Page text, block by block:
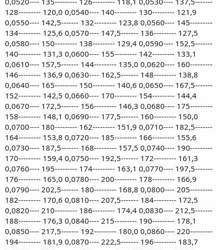
128--------- 120,0 0,0540---- 140--------- 130--------- 121,9
0,0550---- 142,5------- 132--------- 123,8 0,0560---- 145---------
134--------- 125,6 0,0570---- 147,5------- 136--------- 127,5
0,0580---- 150--------- 138--------- 129,4 0,0590---- 152,5-------
140--------- 131,3 0,0600---- 155--------- 142--------- 133,1
0,0610---- 157,5------- 144--------- 135,0 0,0620---- 160---------
146--------- 136,9 0,0630---- 162,5------- 148--------- 138,8
0,0640---- 165--------- 150--------- 140,6 0,0650---- 167,5-------
152--------- 142,5 0,0660---- 170--------- 154--------- 144,4
0,0670---- 172,5------- 156--------- 146,3 0,0680---- 175---------
158--------- 148,1 0,0690---- 177,5------- 160--------- 150,0
0,0700---- 180--------- 162--------- 151,9 0,0710---- 182,5-------
164--------- 153,8 0,0720---- 185--------- 166--------- 155,6
0,0730---- 187,5------- 168--------- 157,5 0,0740---- 190---------
170--------- 159,4 0,0750---- 192,5------- 172--------- 161,3
0,0760---- 195--------- 174--------- 163,1 0,0770---- 197,5-------
176--------- 165,0 0,0780---- 200--------- 178--------- 166,9
0,0790---- 202,5------- 180--------- 168,8 0,0800---- 205---------
182--------- 170,6 0,0810---- 207,5------- 184--------- 172,5
0,0820---- 210--------- 186--------- 174,4 0,0830---- 212,5-------
188--------- 176,3 0,0840---- 215--------- 190--------- 178,1
0,0850---- 217,5------- 192--------- 180,0 0,0860---- 220---------
194--------- 181,9 0,0870---- 222,5------- 196--------- 183,7